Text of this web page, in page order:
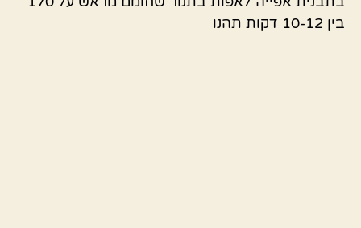
בין 10-12 דקות תהנו